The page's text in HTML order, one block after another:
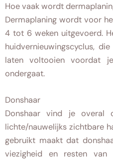
Hoe vaak wordt
Dermaplaning wordt voor
4 tot 6 weken uitgevoerd.
huidvernieuwingscyclus,
laten voltooien voordat
ondergaat.
Donshaar
Donshaar vind je
lichte/nauwelijks zichtbare
gebruikt maakt dat
viezigheid en resten